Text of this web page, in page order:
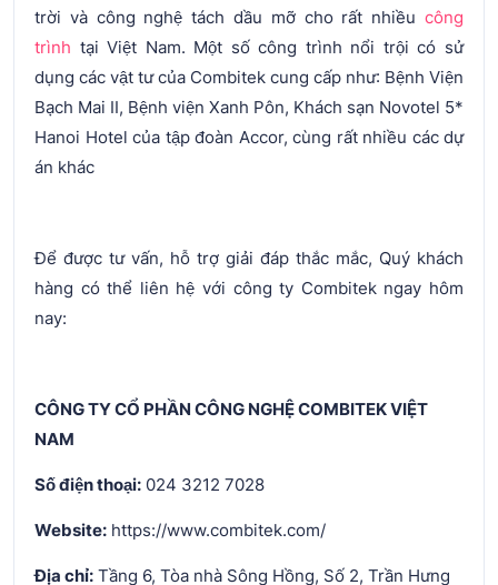
trời và công nghệ tách dầu mỡ cho rất nhiều công
trình tại Việt Nam. Một số công trình nổi trội có sử
dụng các vật tư của Combitek cung cấp như: Bệnh Viện
Bạch Mai II, Bệnh viện Xanh Pôn, Khách sạn Novotel 5*
Hanoi Hotel của tập đoàn Accor, cùng rất nhiều các dự
án khác
Để được tư vấn, hỗ trợ giải đáp thắc mắc, Quý khách
hàng có thể liên hệ với công ty Combitek ngay hôm
nay:
CÔNG TY CỔ PHẦN CÔNG NGHỆ COMBITEK VIỆT
NAM
Số điện thoại: 024 3212 7028
Website: https://www.combitek.com/
Địa chỉ: Tầng 6, Tòa nhà Sông Hồng, Số 2, Trần Hưng